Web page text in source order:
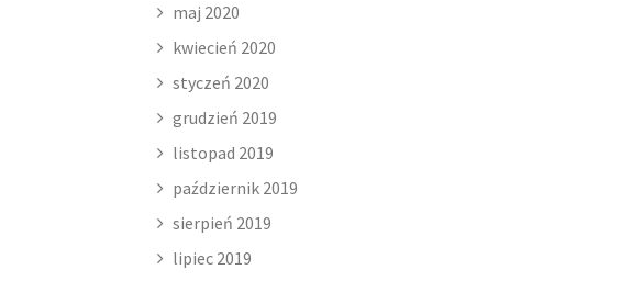
maj 2020
kwiecień 2020
styczeń 2020
grudzień 2019
listopad 2019
październik 2019
sierpień 2019
lipiec 2019